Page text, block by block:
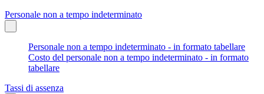
Personale non a tempo indeterminato
Personale non a tempo indeterminato - in formato tabellare
Costo del personale non a tempo indeterminato - in formato
tabellare
Tassi di assenza